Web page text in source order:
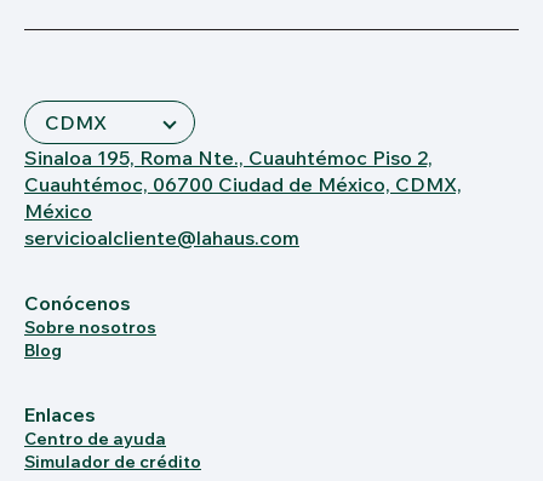
Sinaloa 195, Roma Nte., Cuauhtémoc Piso 2,
Cuauhtémoc, 06700 Ciudad de México, CDMX,
México
servicioalcliente@lahaus.com
Conócenos
Sobre nosotros
Blog
Enlaces
Centro de ayuda
Simulador de crédito